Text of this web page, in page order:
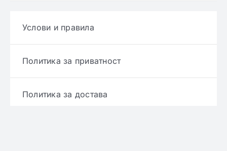
Услови и правила
Политика за приватност
Политика за достава